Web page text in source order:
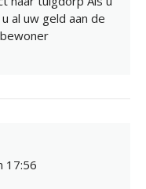
al uw geld aan de
17:56